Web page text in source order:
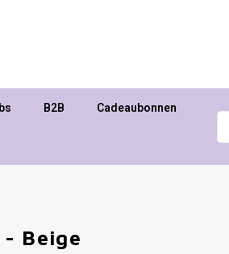
B2B Cadeaubonnen
Beige